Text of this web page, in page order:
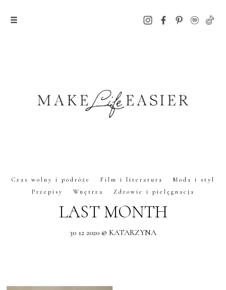
Czas wolny i podróże Film i literatura
Moda i styl
Przepisy
Wnętrza Zdrowie i pielęgnacja
LAST MONTH
30 12 2020 @ KATARZYNA